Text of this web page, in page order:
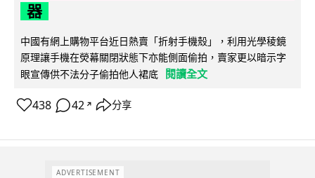
器
中國有網上購物平台近日熱賣「折射手機殼」，利用光學稜鏡
原理讓手機在熒幕關閉狀態下亦能側面偷拍，賣家更以暗示字
眼宣傳供不法分子偷拍他人裙底 閱讀全文
438 42 ↗ 分享
ADVERTISEMENT